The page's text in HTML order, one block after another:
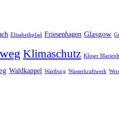
Elisabethpfad Friesenhagen Glasgow
Klimaschutz Kloser
Waldkappel Wartburg Wasserkraftwerk